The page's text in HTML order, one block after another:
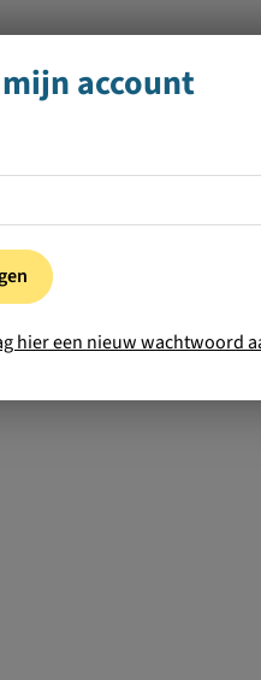
account
hier een nieuw wachtwoord